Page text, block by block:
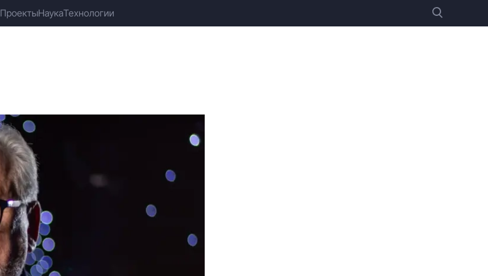
ПроектыНаукаТехнологии